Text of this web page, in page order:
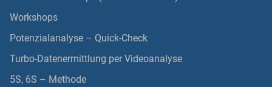
Workshops
Potenzialanalyse – Quick-Check
Turbo-Datenermittlung per Videoanalyse
5S, 6S – Methode